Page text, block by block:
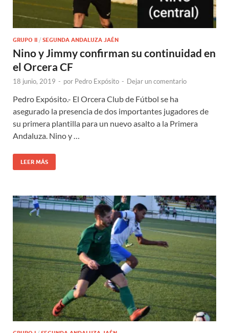
GRUPO II / SEGUNDA ANDALUZA JAÉN
Nino y Jimmy confirman su continuidad en
el Orcera CF
18 junio, 2019 - por Pedro Expósito - Dejar un comentario
Pedro Expósito.- El Orcera Club de Fútbol se ha
asegurado la presencia de dos importantes jugadores de
su primera plantilla para un nuevo asalto a la Primera
Andaluza. Nino y …
LEER MÁS